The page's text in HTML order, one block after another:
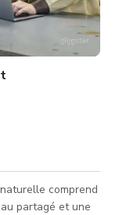
comprend
partagé et une